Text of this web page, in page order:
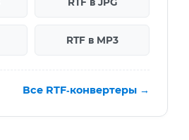
RTF в MP3
Все RTF‑конвертеры →